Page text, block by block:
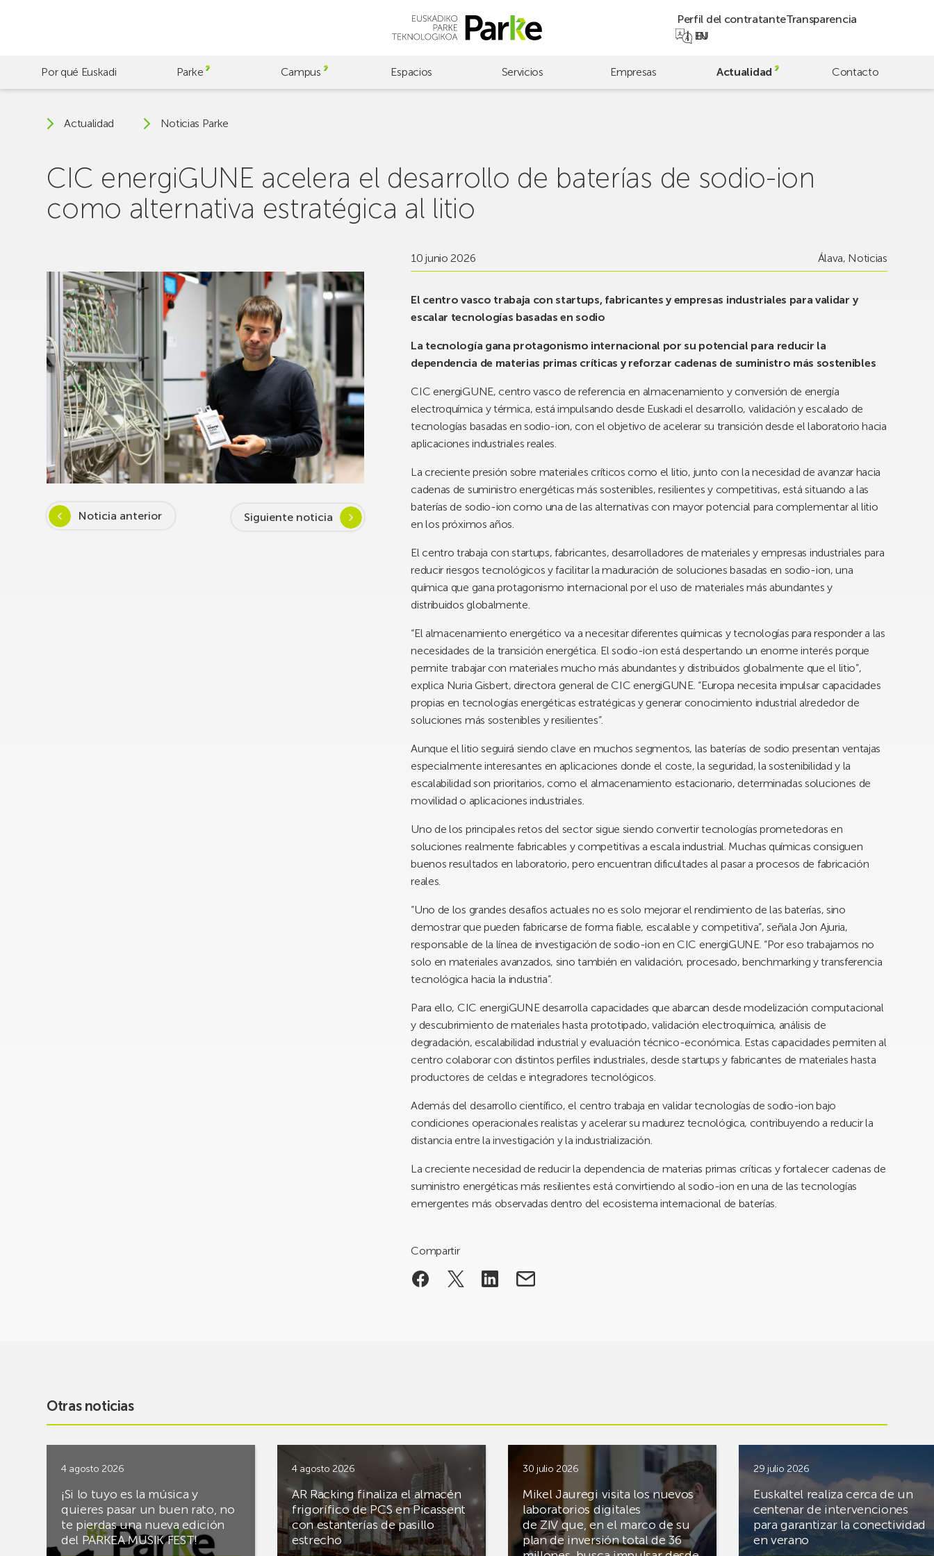
Perfil del contratanteTransparencia
EU
EN
Por qué Euskadi Parke Campus Espacios Servicios Empresas Actualidad Contacto
Actualidad Noticias Parke
CIC energiGUNE acelera el desarrollo de baterías de sodio-ion
como alternativa estratégica al litio
Noticia anterior Siguiente noticia
10 junio 2026 Álava, Noticias
El centro vasco trabaja con startups, fabricantes y empresas industriales para validar y
escalar tecnologías basadas en sodio
La tecnología gana protagonismo internacional por su potencial para reducir la
dependencia de materias primas críticas y reforzar cadenas de suministro más sostenibles
CIC energiGUNE, centro vasco de referencia en almacenamiento y conversión de energía
electroquímica y térmica, está impulsando desde Euskadi el desarrollo, validación y escalado de
tecnologías basadas en sodio-ion, con el objetivo de acelerar su transición desde el laboratorio hacia
aplicaciones industriales reales.
La creciente presión sobre materiales críticos como el litio, junto con la necesidad de avanzar hacia
cadenas de suministro energéticas más sostenibles, resilientes y competitivas, está situando a las
baterías de sodio-ion como una de las alternativas con mayor potencial para complementar al litio
en los próximos años.
El centro trabaja con startups, fabricantes, desarrolladores de materiales y empresas industriales para
reducir riesgos tecnológicos y facilitar la maduración de soluciones basadas en sodio-ion, una
química que gana protagonismo internacional por el uso de materiales más abundantes y
distribuidos globalmente.
“El almacenamiento energético va a necesitar diferentes químicas y tecnologías para responder a las
necesidades de la transición energética. El sodio-ion está despertando un enorme interés porque
permite trabajar con materiales mucho más abundantes y distribuidos globalmente que el litio”,
explica Nuria Gisbert, directora general de CIC energiGUNE. “Europa necesita impulsar capacidades
propias en tecnologías energéticas estratégicas y generar conocimiento industrial alrededor de
soluciones más sostenibles y resilientes”.
Aunque el litio seguirá siendo clave en muchos segmentos, las baterías de sodio presentan ventajas
especialmente interesantes en aplicaciones donde el coste, la seguridad, la sostenibilidad y la
escalabilidad son prioritarios, como el almacenamiento estacionario, determinadas soluciones de
movilidad o aplicaciones industriales.
Uno de los principales retos del sector sigue siendo convertir tecnologías prometedoras en
soluciones realmente fabricables y competitivas a escala industrial. Muchas químicas consiguen
buenos resultados en laboratorio, pero encuentran dificultades al pasar a procesos de fabricación
reales.
“Uno de los grandes desafíos actuales no es solo mejorar el rendimiento de las baterías, sino
demostrar que pueden fabricarse de forma fiable, escalable y competitiva”, señala Jon Ajuria,
responsable de la línea de investigación de sodio-ion en CIC energiGUNE. “Por eso trabajamos no
solo en materiales avanzados, sino también en validación, procesado, benchmarking y transferencia
tecnológica hacia la industria”.
Para ello, CIC energiGUNE desarrolla capacidades que abarcan desde modelización computacional
y descubrimiento de materiales hasta prototipado, validación electroquímica, análisis de
degradación, escalabilidad industrial y evaluación técnico-económica. Estas capacidades permiten al
centro colaborar con distintos perfiles industriales, desde startups y fabricantes de materiales hasta
productores de celdas e integradores tecnológicos.
Además del desarrollo científico, el centro trabaja en validar tecnologías de sodio-ion bajo
condiciones operacionales realistas y acelerar su madurez tecnológica, contribuyendo a reducir la
distancia entre la investigación y la industrialización.
La creciente necesidad de reducir la dependencia de materias primas críticas y fortalecer cadenas de
suministro energéticas más resilientes está convirtiendo al sodio-ion en una de las tecnologías
emergentes más observadas dentro del ecosistema internacional de baterías.
Compartir
Otras noticias
4 agosto 2026
¡Si lo tuyo es la música y
quieres pasar un buen rato, no
te pierdas una nueva edición
del PARKEA MUSIK FEST!
4 agosto 2026
AR Racking finaliza el almacén
frigorífico de PCS en Picassent
con estanterías de pasillo
estrecho
30 julio 2026
Mikel Jauregi visita los nuevos
laboratorios digitales
de ZIV que, en el marco de su
plan de inversión total de 36
29 julio 2026
Euskaltel realiza cerca de un
centenar de intervenciones
para garantizar la conectividad
en verano